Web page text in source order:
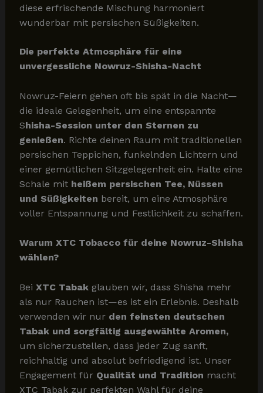
diese erfrischende Mischung harmoniert
wunderbar mit persischen Süßigkeiten.
Die perfekte Atmosphäre für eine
unvergessliche Nowruz-Shisha-Nacht
Nowruz-Feiern gehen oft bis spät in die Nacht—
die ideale Gelegenheit, um eine entspannte
Shisha-Session unter den Sternen zu
genießen. Richte deinen Raum mit traditionellen
persischen Teppichen, funkelnden Lichtern und
einer gemütlichen Sitzgelegenheit ein. Halte eine
Schale mit heißem persischen Tee, Nüssen
und Süßigkeiten bereit, um eine Atmosphäre
voller Entspannung und Festlichkeit zu schaffen.
Warum XTC Tobacco für deine Nowruz-Shisha
wählen?
Bei XTC Tabakglauben wir, dass Shisha mehr
als nur Rauchen ist—es ist ein Erlebnis. Deshalb
verwenden wir nur den feinsten deutschen
Tabak und sorgfältig ausgewählte Aromen,
um sicherzustellen, dass jeder Zug sanft,
reichhaltig und absolut befriedigend ist. Unser
Engagement für Qualität und Tradition macht
XTC Tabak zur perfekten Wahl für deine